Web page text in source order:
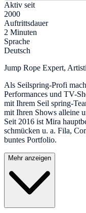
Aktiv seit
2000
Auftrittsdauer
2 Minuten
Sprache
Deutsch
Jump Rope Expert,
Als Seilspring-Profi
Performances und TV-
mit Ihrem Seil spring-
mit Ihren Shows alleine
Seit 2016 ist Mira
schmücken u. a. Fila,
buntes Portfolio.
Mehr anzeigen